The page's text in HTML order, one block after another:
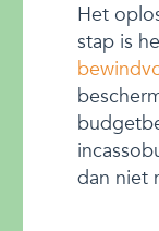
Het
stap is
dan niet